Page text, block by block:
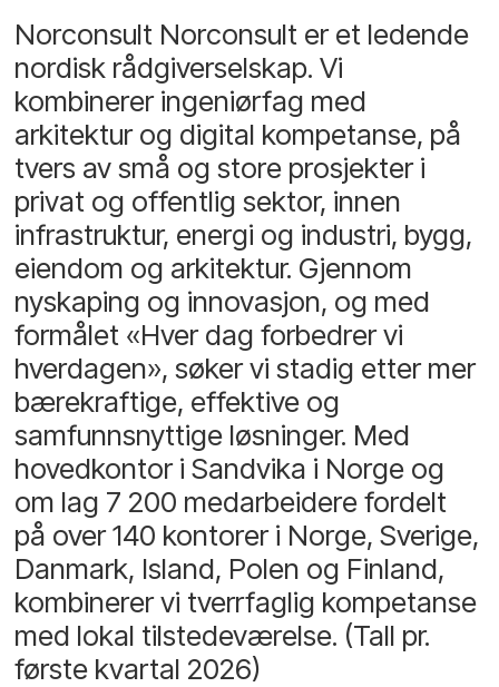
Norconsult Norconsult er et ledende
nordisk rådgiverselskap. Vi
kombinerer ingeniørfag med
arkitektur og digital kompetanse, på
tvers av små og store prosjekter i
privat og offentlig sektor, innen
infrastruktur, energi og industri, bygg,
eiendom og arkitektur. Gjennom
nyskaping og innovasjon, og med
formålet «Hver dag forbedrer vi
hverdagen», søker vi stadig etter mer
bærekraftige, effektive og
samfunnsnyttige løsninger. Med
hovedkontor i Sandvika i Norge og
om lag 7 200 medarbeidere fordelt
på over 140 kontorer i Norge, Sverige,
Danmark, Island, Polen og Finland,
kombinerer vi tverrfaglig kompetanse
med lokal tilstedeværelse. (Tall pr.
første kvartal 2026)